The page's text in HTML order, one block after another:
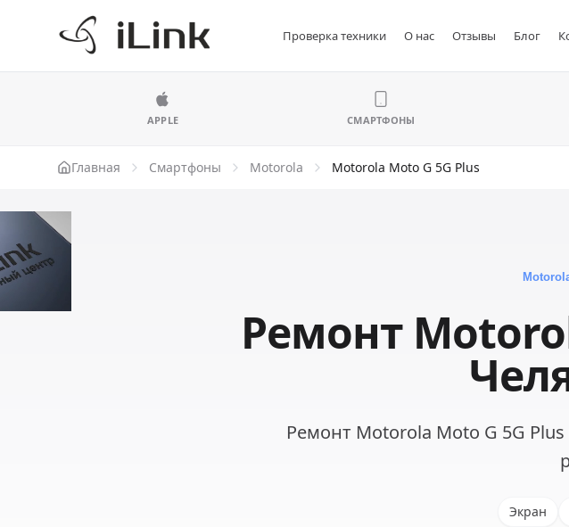
Проверка техники О нас Отзывы Блог
APPLE СМАРТФОНЫ
Главная Смартфоны Motorola Motorola Moto G 5G Plus
Ремонт
Ремонт Motorola Moto G 5G
Экран